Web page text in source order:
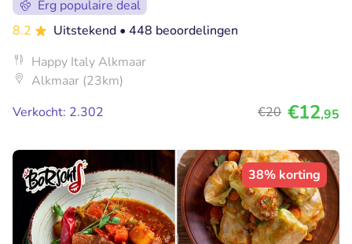
Erg populaire deal
8.2
Uitstekend • 448 beoordelingen
Happy Italy Alkmaar
Alkmaar (23km)
Verkocht: 2.302
€20 €12,95
38% korting